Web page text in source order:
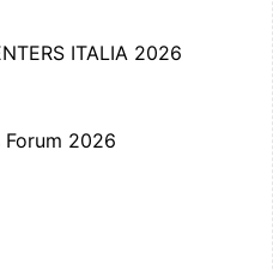
ITALIA 2026
Forum 2026